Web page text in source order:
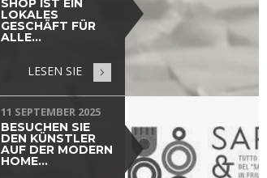
SHOP IST EIN
LOKALES
GESCHÄFT FÜR
ALLE...
LESEN SIE
11 SEPTEMBER 2025
BESUCHEN SIE
DEN KÜNSTLER
AUF DER MODERN
HOME...